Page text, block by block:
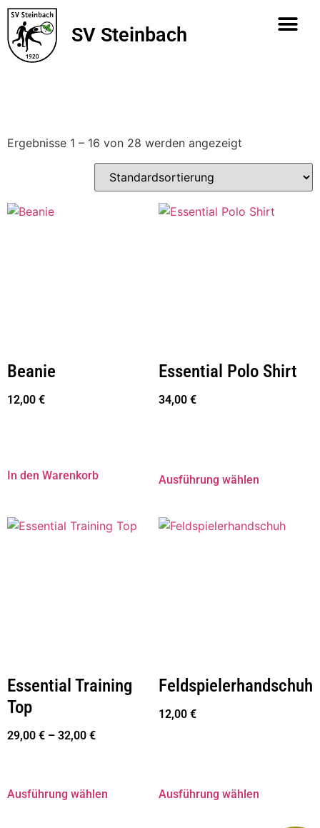
SV Steinbach
Ergebnisse 1 – 16 von 28 werden angezeigt
Beanie
12,00 €
In den Warenkorb
Essential Polo Shirt
34,00 €
Ausführung wählen
Essential Training
Top
29,00 € – 32,00 €
Ausführung wählen
Feldspielerhandschuh
12,00 €
Ausführung wählen